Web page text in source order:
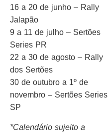
16 a 20 de junho – Rally
Jalapão
9 a 11 de julho – Sertões
Series PR
22 a 30 de agosto – Rally
dos Sertões
30 de outubro a 1º de
novembro – Sertões Series
SP
*Calendário sujeito a